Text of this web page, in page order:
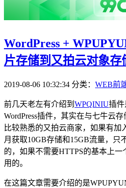
WordPress +
片存储到又拍云对象存
2019-08-06 10:32:34 分类： WEB前
前几天老左有介绍到 WPQINIU插
WordPress插件，其实在与七牛云
比较熟悉的又拍云商家，如果有加
月获取10GB存储和15GB流量，只
的，如果不需要HTTPS的基本上
用的。
在这篇文章需要介绍的是